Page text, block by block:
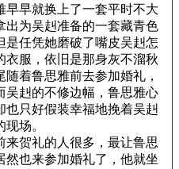
早就换上了一套平时不大
出为吴赳准备的一套藏青色
是任凭她磨破了嘴皮吴赳怎
衣服，依旧是那身灰不溜秋
着鲁思雅前去参加婚礼，
吴赳的不修边幅，鲁思雅心
也只好假装幸福地挽着吴赳
场。
贺礼的人很多，最让鲁思
然也来参加婚礼了，他就坐